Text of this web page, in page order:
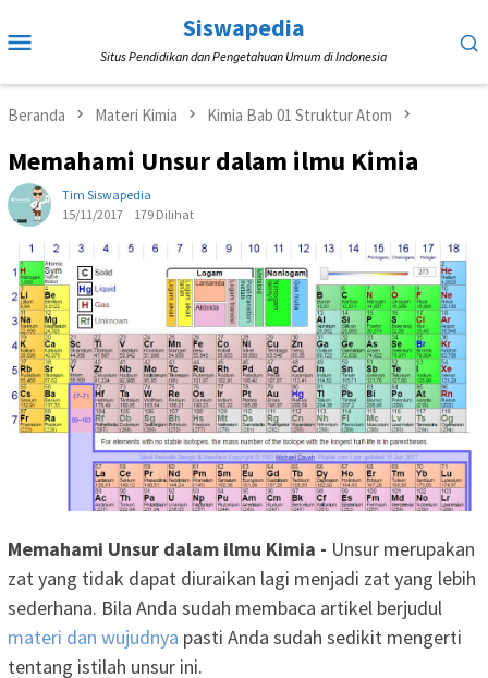
ke
Mobile
Siswapedia
Situs Pendidikan dan Pengetahuan Umum di Indonesia
Beranda Materi Kimia Kimia Bab 01 Struktur Atom
Memahami Unsur dalam ilmu Kimia
Tim Siswapedia
15/11/2017
179 Dilihat
Memahami Unsur dalam ilmu Kimia - Unsur merupakan
zat yang tidak dapat diuraikan lagi menjadi zat yang lebih
sederhana. Bila Anda sudah membaca artikel berjudul
materi dan wujudnya pasti Anda sudah sedikit mengerti
tentang istilah unsur ini.